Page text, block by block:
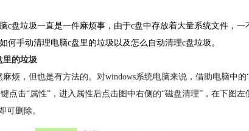
c盘垃圾一直是一件麻烦事，由于c盘中存放着大量系统文件，
何手动清理电脑c盘里的垃圾以及怎么自动清理c盘垃圾。
里的垃圾
烦，但也是有方法的。对windows系统电脑来说，借助电脑中的
点击“属性”，进入属性后点击图中右侧的“磁盘清理”，在下图
可删除。